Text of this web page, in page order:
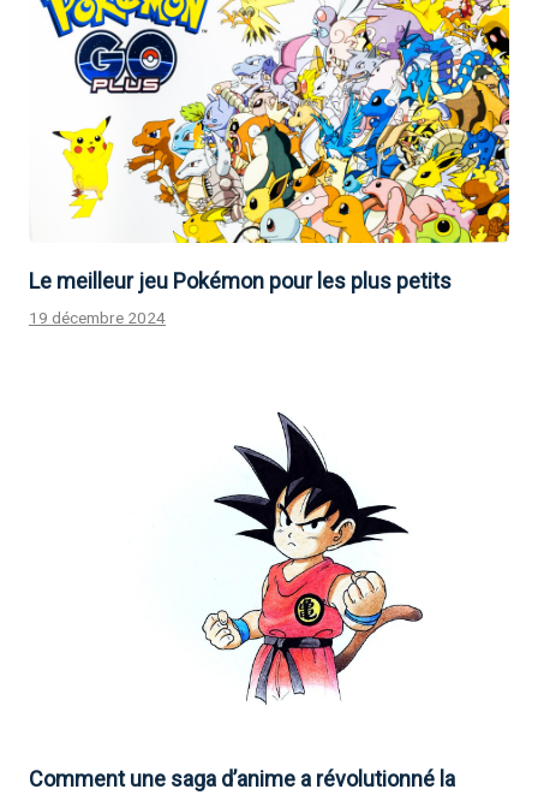
Le meilleur jeu Pokémon pour les plus petits
19 décembre 2024
Comment une saga d’anime a révolutionné la